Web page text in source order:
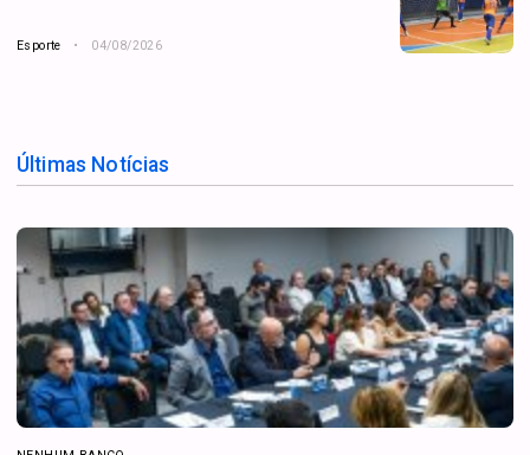
Esporte 04/08/2026
Últimas Notícias